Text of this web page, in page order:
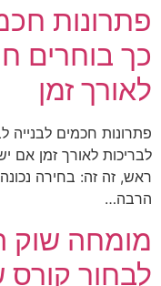
פתרונות
כך בוחרים
לאורך זמן
פתרונות חכמים לבנייה
לבריכות לאורך זמן
ראש, זה זה: בחירה
הרבה…
מומחה שוק
לבחור